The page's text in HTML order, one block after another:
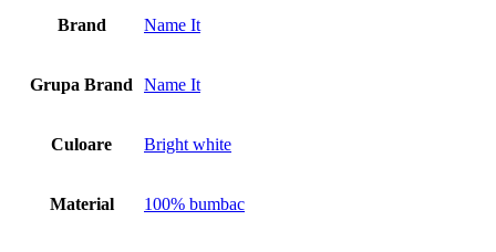
Brand Name It
Grupa Brand Name It
Culoare Bright white
Material 100% bumbac